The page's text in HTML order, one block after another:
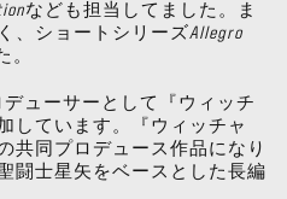
なども担当してました。ま
、ショートシリーズ Allegro
。
デューサーとして『ウィッチ
しています。『ウィッチャ
共同プロデュース作品になり
闘士星矢をベースとした長編